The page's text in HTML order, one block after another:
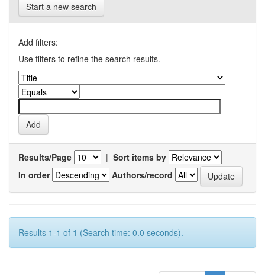
Start a new search
Add filters:
Use filters to refine the search results.
Results/Page | Sort items by
In order
Authors/record
Results 1-1 of 1 (Search time: 0.0 seconds).